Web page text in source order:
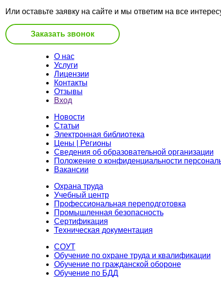
Или оставьте заявку на сайте и мы ответим на все
Заказать звонок
О нас
Услуги
Лицензии
Контакты
Отзывы
Вход
Новости
Статьи
Электронная библиотека
Цены | Регионы
Сведения об образовательной организации
Положение о конфиденциальности
Вакансии
Охрана труда
Учебный центр
Профессиональная переподготовка
Промышленная безопасность
Сертификация
Техническая документация
СОУТ
Обучение по охране труда и квалификации
Обучение по гражданской обороне
Обучение по БДД